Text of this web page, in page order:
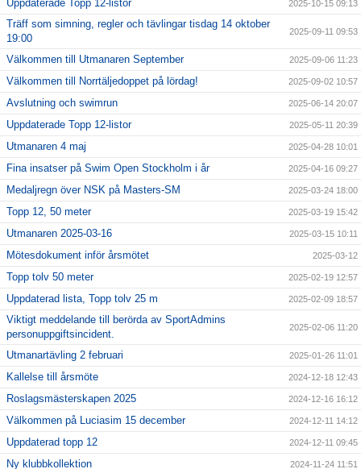
Uppdaterade Topp 12-listor 2025-10-15 09:13
Träff som simning, regler och tävlingar tisdag 14 oktober
19:00
2025-09-11 09:53
Välkommen till Utmanaren September 2025-09-06 11:23
Välkommen till Norrtäljedoppet på lördag! 2025-09-02 10:57
Avslutning och swimrun 2025-06-14 20:07
Uppdaterade Topp 12-listor 2025-05-11 20:39
Utmanaren 4 maj 2025-04-28 10:01
Fina insatser på Swim Open Stockholm i år 2025-04-16 09:27
Medaljregn över NSK på Masters-SM 2025-03-24 18:00
Topp 12, 50 meter 2025-03-19 15:42
Utmanaren 2025-03-16 2025-03-15 10:11
Mötesdokument inför årsmötet 2025-03-12
Topp tolv 50 meter 2025-02-19 12:57
Uppdaterad lista, Topp tolv 25 m 2025-02-09 18:57
Viktigt meddelande till berörda av SportAdmins
personuppgiftsincident.
2025-02-06 11:20
Utmanartävling 2 februari 2025-01-26 11:01
Kallelse till årsmöte 2024-12-18 12:43
Roslagsmästerskapen 2025 2024-12-16 16:12
Välkommen på Luciasim 15 december 2024-12-11 14:12
Uppdaterad topp 12 2024-12-11 09:45
Ny klubbkollektion 2024-11-24 11:51